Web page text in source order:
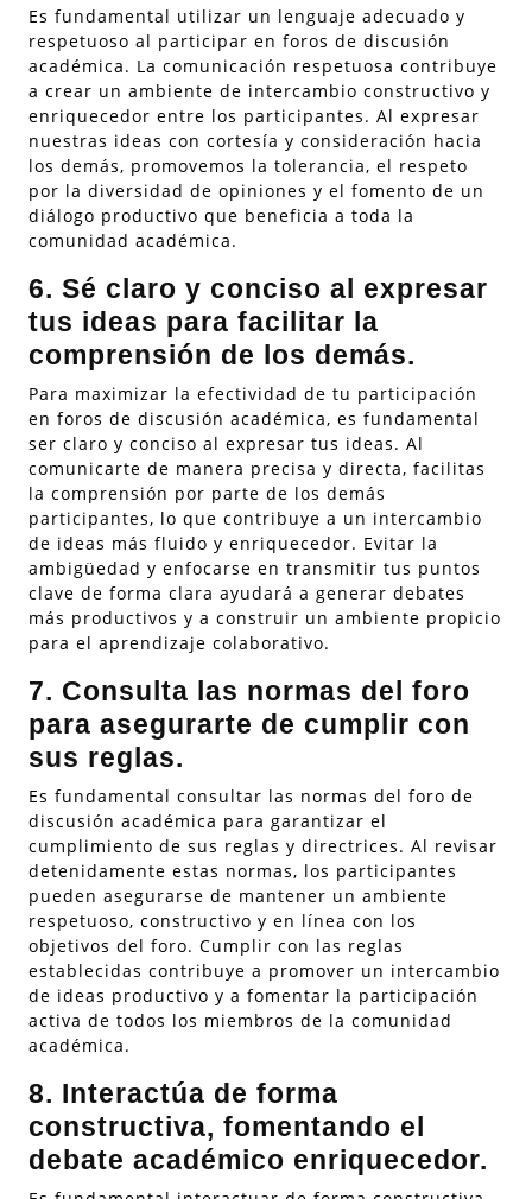
Es fundamental utilizar un lenguaje adecuado y
respetuoso al participar en foros de discusión
académica. La comunicación respetuosa contribuye
a crear un ambiente de intercambio constructivo y
enriquecedor entre los participantes. Al expresar
nuestras ideas con cortesía y consideración hacia
los demás, promovemos la tolerancia, el respeto
por la diversidad de opiniones y el fomento de un
diálogo productivo que beneficia a toda la
comunidad académica.
6. Sé claro y conciso al expresar
tus ideas para facilitar la
comprensión de los demás.
Para maximizar la efectividad de tu participación
en foros de discusión académica, es fundamental
ser claro y conciso al expresar tus ideas. Al
comunicarte de manera precisa y directa, facilitas
la comprensión por parte de los demás
participantes, lo que contribuye a un intercambio
de ideas más fluido y enriquecedor. Evitar la
ambigüedad y enfocarse en transmitir tus puntos
clave de forma clara ayudará a generar debates
más productivos y a construir un ambiente propicio
para el aprendizaje colaborativo.
7. Consulta las normas del foro
para asegurarte de cumplir con
sus reglas.
Es fundamental consultar las normas del foro de
discusión académica para garantizar el
cumplimiento de sus reglas y directrices. Al revisar
detenidamente estas normas, los participantes
pueden asegurarse de mantener un ambiente
respetuoso, constructivo y en línea con los
objetivos del foro. Cumplir con las reglas
establecidas contribuye a promover un intercambio
de ideas productivo y a fomentar la participación
activa de todos los miembros de la comunidad
académica.
8. Interactúa de forma
constructiva, fomentando el
debate académico enriquecedor.